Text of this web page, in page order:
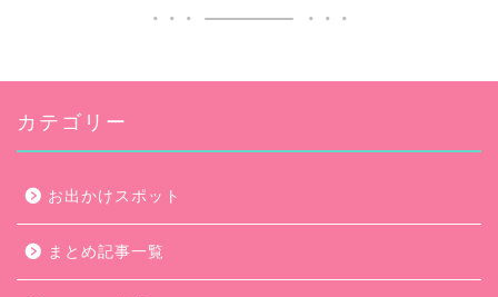
カテゴリー
お出かけスポット
まとめ記事一覧